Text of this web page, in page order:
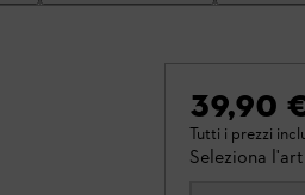
39,90
Tutti i prezzi
Seleziona